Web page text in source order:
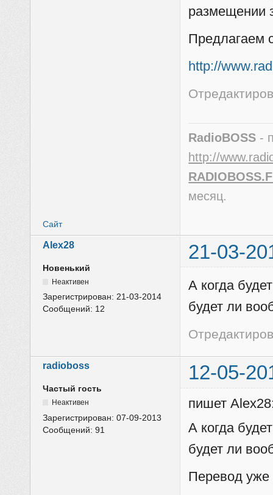
размещении
Предлагаем
http://
RadioBOSS -
http://
месяц.
Сайт
Alex28 21-03-
Новенький
Неактивен
Зарегистрирован: 21-03-2014
Сообщений: 12
А когда
будет ли
radioboss 12-05-
Частый гость
Неактивен
Зарегистрирован:07-09-2013
Сообщений:91
пишет
А когда
будет ли
Перевод уже